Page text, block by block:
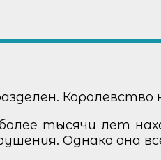
тысячи лет
Однако она